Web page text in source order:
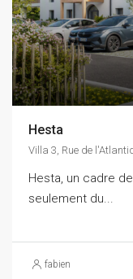
Hesta
Hesta, un cadre
seulement du...
fabien